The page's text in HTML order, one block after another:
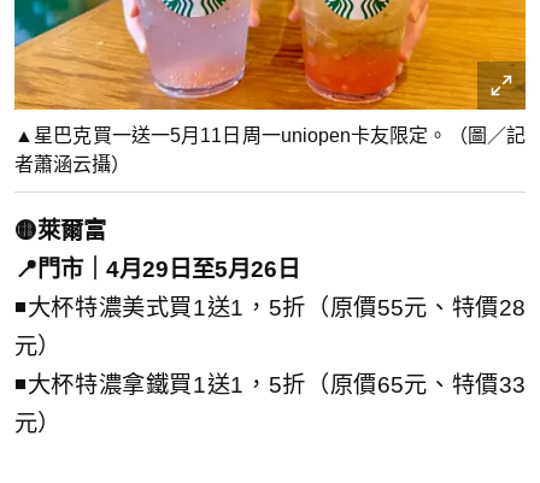
▲星巴克買一送一5月11日周一uniopen卡友限定。（圖／記
者蕭涵云攝）
🟡萊爾富
📍門市｜4月29日至5月26日
◾大杯特濃美式買1送1，5折（原價55元、特價28
元）
◾大杯特濃拿鐵買1送1，5折（原價65元、特價33
元）